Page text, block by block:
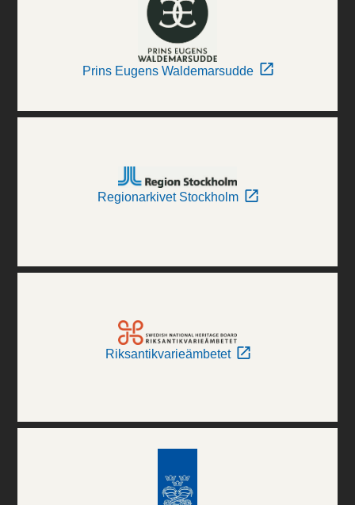
Prins Eugens Waldemarsudde
Regionarkivet Stockholm
Riksantikvarieämbetet